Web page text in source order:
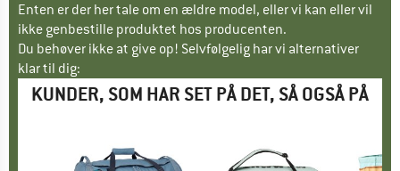
Enten er der her tale om en ældre model, eller vi kan eller vil
ikke genbestille produktet hos producenten.
Du behøver ikke at give op! Selvfølgelig har vi alternativer
klar til dig:
KUNDER, SOM HAR SET PÅ DET, SÅ OGSÅ PÅ